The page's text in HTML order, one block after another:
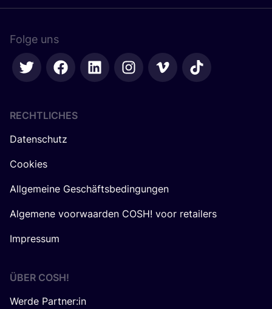
Folge uns
RECHTLICHES
Datenschutz
Cookies
Allgemeine Geschäftsbedingungen
Algemene voorwaarden COSH! voor retailers
Impressum
ÜBER COSH!
Werde Partner:in